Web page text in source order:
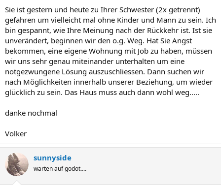
Sie ist gestern und heute zu Ihrer Schwester (2x getrennt)
gefahren um vielleicht mal ohne Kinder und Mann zu sein. Ich
bin gespannt, wie Ihre Meinung nach der Rückkehr ist. Ist sie
unverändert, beginnen wir den o.g. Weg. Hat Sie Angst
bekommen, eine eigene Wohnung mit Job zu haben, müssen
wir uns sehr genau miteinander unterhalten um eine
notgezwungene Lösung auszuschliessen. Dann suchen wir
nach Möglichkeiten innerhalb unserer Beziehung, um wieder
glücklich zu sein. Das Haus muss auch dann wohl weg.....
danke nochmal
Volker
sunnyside
warten auf godot....